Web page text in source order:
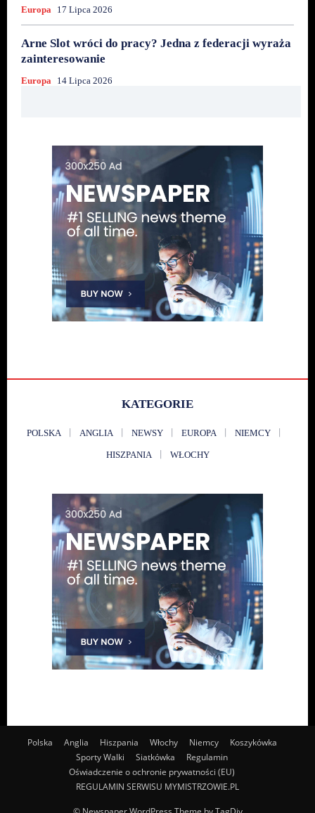
Europa 17 Lipca 2026
Arne Slot wróci do pracy? Jedna z federacji wyraża
zainteresowanie
Europa 14 Lipca 2026
KATEGORIE
POLSKA ANGLIA NEWSY EUROPA NIEMCY
HISZPANIA WŁOCHY
Polska Anglia Hiszpania Włochy Niemcy
Koszykówka
Sporty Walki
Siatkówka
Regulamin
Oświadczenie o ochronie prywatności (EU)
REGULAMIN SERWISU MYMISTRZOWIE.PL